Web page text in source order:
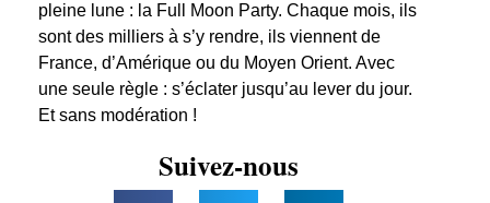
pleine lune : la Full Moon Party. Chaque mois, ils
sont des milliers à s’y rendre, ils viennent de
France, d’Amérique ou du Moyen Orient. Avec
une seule règle : s’éclater jusqu’au lever du jour.
Et sans modération !
Suivez-nous